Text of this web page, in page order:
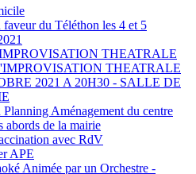
faveur du Téléthon les 4 et 5
THEATRALE
THEATRALE
2021 A 20H30 - SALLE DE
Aménagement du centre
abords de la mairie
avec RdV
APE
Animée par un Orchestre -